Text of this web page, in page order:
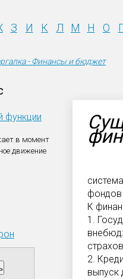
З И К Л М Н О
- Финансы и бюджет
функции
в момент
движение
фондов
К
1.
2.
выпуск